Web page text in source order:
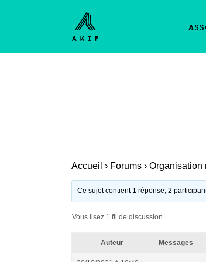
Accueil › Forums › Organisation
Ce sujet contient 1 réponse, 2
Vous lisez 1 fil de discussion
Auteur Messages